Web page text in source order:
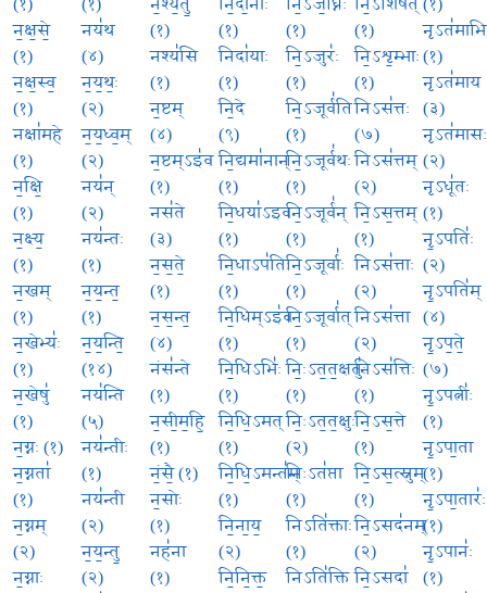
(१)
न॒क्ष॒से॒
(१)
न॒क्ष॒स्व॒
(१)
नक्षा॑महे
(१)
न॒क्षि॒
(१)
न॒क्ष्य॒
(१)
न॒खम्
(१)
न॒खेभ्यः॑
(१)
न॒खेषु॑
(१)
न॒ग्नः (१)
न॒ग्नता॑
(१)
न॒ग्नम्
(२)
न॒ग्नाः
(१)
नय॑थ
(४)
न॒य॒थः॒
(२)
न॒य॒ध्व॒म्
(२)
नय॑न्
(२)
नय॑न्तः
(१)
न॒य॒न्त॒
(१)
न॒य॒न्ति॒
(१४)
नय॑न्ति
(५)
नय॑न्तीः
(१)
नय॑न्ती
(२)
न॒य॒न्तु॒
(२)
न॒श्य॒तु॒
(१)
नश्य॑सि
(१)
न॒ष्टम्
(४)
न॒ष्टम्ऽइ॑व
(१)
नस॑ते
(३)
न॒स॒ते॒
(१)
न॒स॒न्त॒
(४)
नंस॑न्ते
(१)
न॒सी॒म॒हि॒
(१)
नं॒सै॒ (१)
न॒सोः
(१)
नह॑ना
(१)
नि॒दा॒नाः
(१)
निदा॑याः
(१)
नि॒दे
(९)
नि॒द्यमा॑नान्
(१)
नि॒धया॑ऽइव
(१)
नि॒धाऽप॑तिः
(१)
नि॒धिम्ऽइ॑व
(१)
नि॒धिऽभिः॑
(१)
नि॒धि॒ऽमत्
(१)
नि॒धि॒ऽमन्त॑म्
(१)
नि॒ना॒य॒
(२)
नि॒नि॒क्त॒
नि॒ऽज॒घ्निः
(१)
नि॒ऽजुरः॑
(१)
नि॒ऽजूर्व॑ति
(१)
नि॒ऽजूर्व॑थः
(१)
नि॒ऽजूर्व॑न्
(१)
नि॒ऽजूर्वाः॑
(१)
नि॒ऽजूर्वा॑त्
(१)
निः॒ऽत॒त॒क्षतुः॑
(१)
निः॒ऽत॒त॒क्षुः
(२)
निःऽत॑प्ता
(१)
निऽति॑क्ताः
(१)
निऽति॑क्ति
नि॒ऽशिष॑त्
(१)
नि॒ऽशृ॒म्भाः
(१)
निऽस॑त्तः
(७)
निऽस॑त्तम्
(२)
नि॒ऽस॒त्तम्
(१)
निऽस॑त्ताः
(२)
निऽस॑त्ता
(२)
निऽस॑त्तिः
(१)
नि॒ऽस॒त्ते
(१)
नि॒ऽस॒त्स्नुम्
(१)
नि॒ऽसद॑नम्
(२)
नि॒ऽसदा॑
(१)
(१)
नृऽत॑माय
(३)
नृऽत॑मासः
(२)
नृऽधू॑तः
(१)
नृ॒ऽपतिः॑
(२)
नृ॒ऽपति॑म्
(४)
नृ॒ऽप॒ते॒
(७)
नृ॒ऽपत्नीः॑
(१)
नृ॒ऽपा॒ता
(१)
नृ॒ऽपा॒तारः॑
(१)
नृ॒ऽपानः॑
(१)